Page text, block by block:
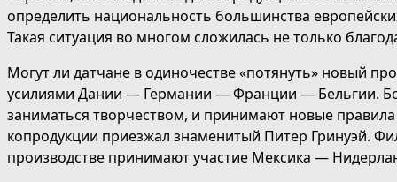
определить национальность большинства
Такая ситуация во многом сложилась не только
Могут ли датчане в одиночестве «потянуть» новый
усилиями Дании — Германии — Франции — Бельгии.
заниматься творчеством, и принимают новые
копродукции приезжал знаменитый Питер Гринуэй.
производстве принимают участие Мексика —